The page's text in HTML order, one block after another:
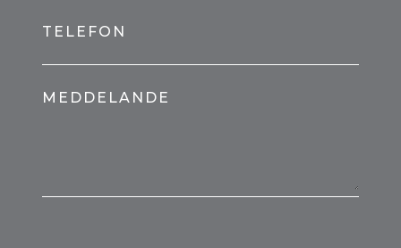
TELEFON
MEDDELANDE